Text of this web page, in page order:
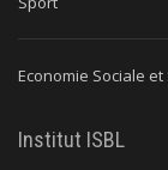
Economie Sociale
Institut ISBL